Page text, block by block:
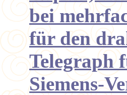
bei
für den
Telegraph
Siemens-